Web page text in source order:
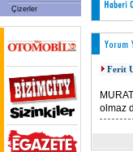
Çizerler
Ferit
olmaz